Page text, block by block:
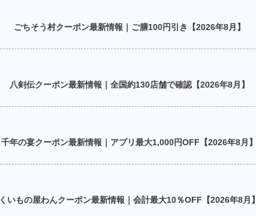
ごちそう村クーポン最新情報｜ご膳100円引き【2026年8月】
八剣伝クーポン最新情報｜全国約130店舗で確認【2026年8月】
千年の宴クーポン最新情報｜アプリ最大1,000円OFF【2026年8月】
くいもの屋わんクーポン最新情報｜会計最大10％OFF【2026年8月】